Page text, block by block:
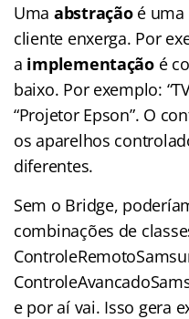
Uma abstraçãoé uma
cliente enxerga. Por
a implementaçãoé
baixo. Por exemplo:
“Projetor Epson”. O
os aparelhos
diferentes.
Sem o Bridge,
combinações de
e por aí vai. Isso gera